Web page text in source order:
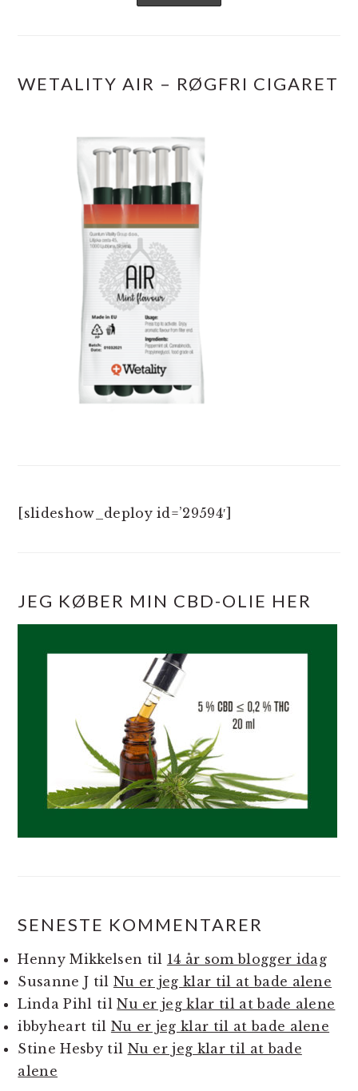
WETALITY AIR – RØGFRI CIGARET
[slideshow_deploy id=’29594′]
JEG KØBER MIN CBD-OLIE HER
SENESTE KOMMENTARER
Henny Mikkelsen til 14 år som blogger idag
Susanne J til Nu er jeg klar til at bade alene
Linda Pihl tilNu er jeg klar til at bade alene
ibbyheart til Nu er jeg klar til at bade alene
Stine Hesbytil Nu er jeg klar til at bade
alene